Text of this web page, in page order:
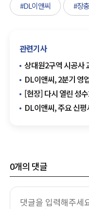
#DL이앤씨 #장
관련기사
상대원2구역 시공사
인정
DL이앤씨, 2분기 영
555억원 매입
[현장] 다시 열린 성
·IPARK현산 현장설
DL이앤씨, 주요 신
0개의 댓글